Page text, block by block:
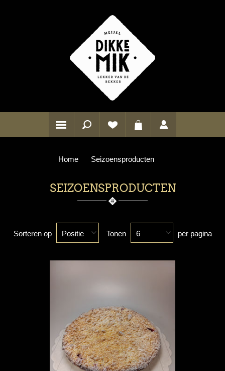
Home Seizoensproducten
SEIZOENSPRODUCTEN
Sorteren op Positie Tonen 6 per pagina